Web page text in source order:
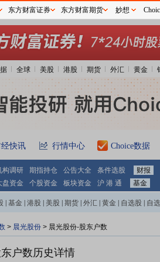
全球 美股 港股 期货 外汇 黄金
快讯 行情中心 Choice数据
构调研 期指持仓 公告大全 条件选股 财报
盘资金 个股资金 板块资金 沪 港 通 基金
基金 港股 美股 期货 外汇 黄金 自选股 自
> 晨光股份 > 晨光股份-股东户数
东户数历史详情
东方财富证券 东方财富期货 妙想